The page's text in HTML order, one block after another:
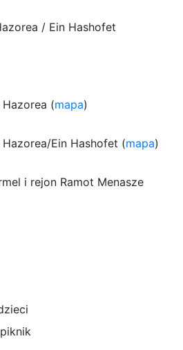
/ Ein Hashofet
(mapa)
Ein Hashofet (mapa)
i rejon Ramot Menasze